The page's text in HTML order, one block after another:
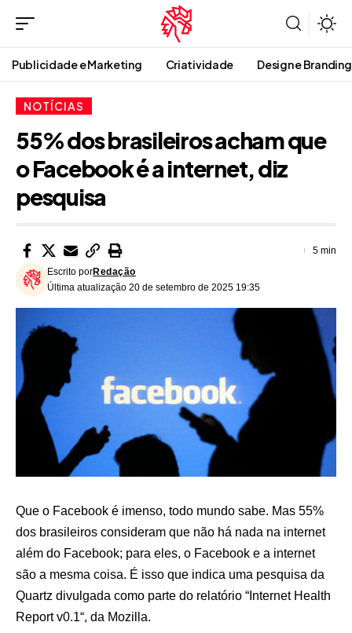
Publicidade e Marketing Criatividade Design e Branding
NOTÍCIAS
55% dos brasileiros acham que
o Facebook é a internet, diz
pesquisa
Última atualização 20 de setembro de 2025 19:35
Escrito porRedação
5 min
Que o Facebook é imenso, todo mundo sabe. Mas 55%
dos brasileiros consideram que não há nada na internet
além do Facebook; para eles, o Facebook e a internet
são a mesma coisa. É isso que indica uma pesquisa da
Quartz divulgada como parte do relatório “ Internet Health
Report v0.1“, da Mozilla.